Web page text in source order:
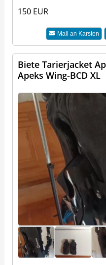
150 EUR
Mail an Karsten
Biete Tarierjacket
Apeks Wing-BCD XL